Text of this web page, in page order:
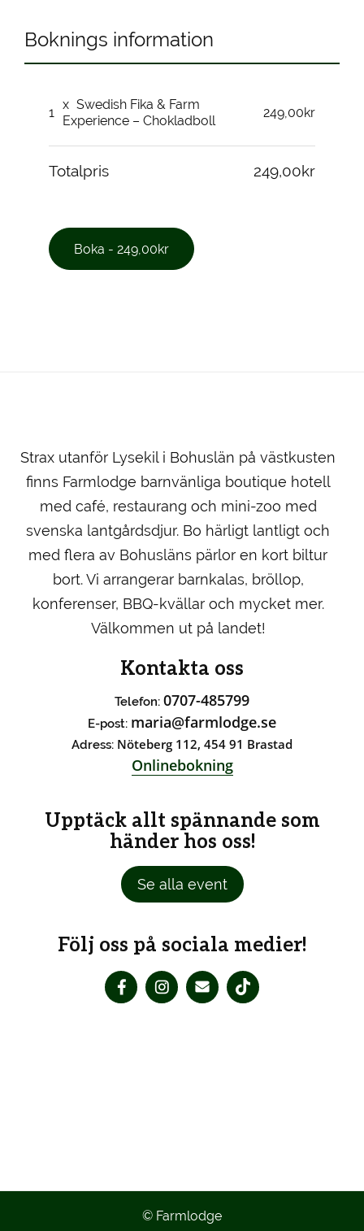
Boknings information
1
x Swedish Fika & Farm
Experience – Chokladboll
249,00kr
Totalpris 249,00kr
Strax utanför Lysekil i Bohuslän på västkusten
finns Farmlodge barnvänliga boutique hotell
med café, restaurang och mini-zoo med
svenska lantgårdsdjur. Bo härligt lantligt och
med flera av Bohusläns pärlor en kort biltur
bort. Vi arrangerar barnkalas, bröllop,
konferenser, BBQ-kvällar och mycket mer.
Välkommen ut på landet!
Kontakta oss
Telefon: 0707-485799
E-post: maria@farmlodge.se
Adress: Nöteberg 112, 454 91 Brastad
Onlinebokning
Upptäck allt spännande som
händer hos oss!
Se alla event
Följ oss på sociala medier!
© Farmlodge